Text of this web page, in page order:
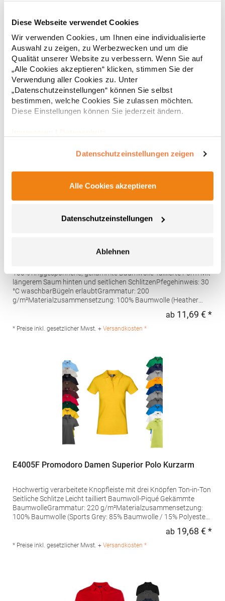
Diese Webseite verwendet Cookies
Wir verwenden Cookies, um Ihnen eine individualisierte
Auswahl zu zeigen, zu Werbezwecken und um die
Qualität unserer Website zu verbessern. Wenn Sie auf
„Alle Cookies akzeptieren“ klicken, stimmen Sie der
Verwendung aller Cookies zu. Unter
„Datenschutzeinstellungen“ können Sie selbst
bestimmen, welche Cookies Sie zulassen möchten.
Diese Einstellungen können Sie jederzeit ändern.
Datenschutzeinstellungen zeigen
Alle Cookies akzeptieren
Datenschutzeinstellungen
Ablehnen
Tailliertes Kurzarm-Poloshirt für Damen aus zertifizierter Bio-
Baumwolle Kragen und Ärmelbündchen aus 1x1-Rippe
Knopfleiste mit zwei Knöpfen Verstärkte Nahtabdeckung am
Kragen Seitenschlitze am Saum Herausreißbares
LabelPfegehinweis: 40 °C waschbarBügeln erlaubtGrammatur:
210 g/m²Materialzusammensetzung: 100% Baumwolle (Heather
Grey: 85% Baumwolle / 15% Viskose)Angaben zur
Spanien E-Mail: info@gorfactory.es
ab12,55 € *
* Preise inkl. gesetzlicher Mwst. +Versandkosten *
AQ020 Asquith & Fox Damen klassisches Polo
100% ringgesponnene, gekämmte Baumwolle Taillierte Form Mit
längerem Saum hinten und seitlichen SchlitzenPfegehinweis: 30
°C waschbarBügeln erlaubtGrammatur: 200
g/m²Materialzusammensetzung: 100% Baumwolle (Heather
Naas Road Bus. Park Naas Road Dublin D12 ER80 ROI Irland E-
ab 11,69 € *
* Preise inkl. gesetzlicher Mwst. + Versandkosten *
E4005F Promodoro Damen Superior Polo Kurzarm
Hochwertig verarbeitete Knopfleiste mit drei Knöpfen Ton-in-Ton
Seitliche Schlitze Leicht tailliert Baumwoll-Piqué Gekämmte
BaumwolleGrammatur: 220 g/m²Materialzusammensetzung:
100% Baumwolle (Sports Grey: 85% Baumwolle / 15% Polyester),
Produktsicherheit: Herst.-Nr.: 4005FHersteller: Promodoro
Fashion GmbH Am Gatherhof 57 40472 Düsseldorf Deutschland
ab 19,68 € *
* Preise inkl. gesetzlicher Mwst. + Versandkosten *